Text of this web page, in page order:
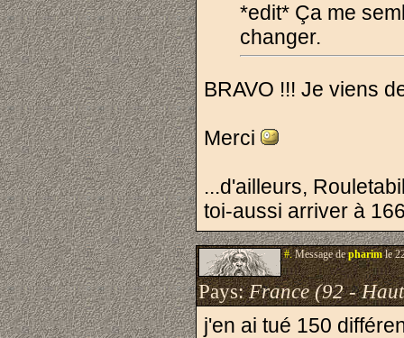
*edit* Ça me
changer.
BRAVO !!! Je viens
Merci
...d'ailleurs,
toi-aussi arriver à
#.Message depharimle
Pays:France (92 -
j'en ai tué 150